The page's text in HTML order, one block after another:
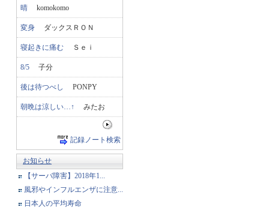
晴 komokomo
変身 ダックスＲＯＮ
寝起きに痛む Ｓｅｉ
8/5 子分
後は待つべし PONPY
朝晩は涼しい…↑ みたお
記録ノート検索
お知らせ
【サーバ障害】2018年1...
風邪やインフルエンザに注意...
日本人の平均寿命